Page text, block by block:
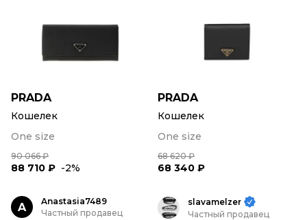
PRADA
Кошелек
One size
90 066 ₽
88 710 ₽ -2%
PRADA
Кошелек
One size
68 620 ₽
68 340 ₽
A
Anastasia7489
Частный продавец
slavamelzer
Частный продавец